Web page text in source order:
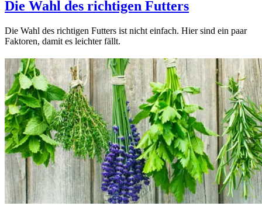
Die Wahl des richtigen Futters
Die Wahl des richtigen Futters ist nicht einfach. Hier sind ein paar
Faktoren, damit es leichter fällt.